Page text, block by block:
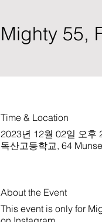
Mighty 55,
Time & Location
2023년 12월 02일 오후
독산고등학교, 64
About the Event
This event is only for